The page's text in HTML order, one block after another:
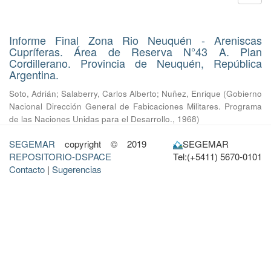
Informe Final Zona Rio Neuquén - Areniscas
Cupríferas. Área de Reserva N°43 A. Plan
Cordillerano. Provincia de Neuquén, República
Argentina.
Soto, Adrián; Salaberry, Carlos Alberto; Nuñez, Enrique (Gobierno
Nacional Dirección General de Fabicaciones Militares. Programa
de las Naciones Unidas para el Desarrollo., 1968)
SEGEMAR copyright © 2019
REPOSITORIO-DSPACE
Contacto | Sugerencias
SEGEMAR
Tel:(+5411) 5670-0101